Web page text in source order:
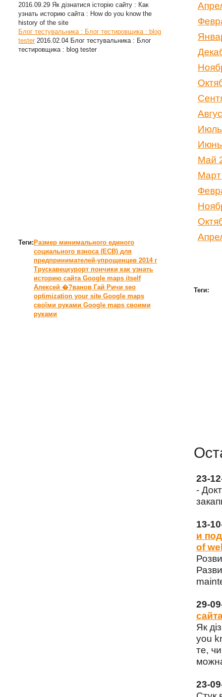
2016.09.29 Як дізнатися історію сайту : Как
узнать историю сайта : How do you know the
history of the site
Блог тестувальника : Блог тестировщика : blog
tester 2016.02.04 Блог тестувальника : Блог
тестировщика : blog tester
Теги: Размер минимального единого
социального взноса (ЕСВ) для
предпринимателей-упрощенцев 2014 г
Трускавецкурорт пончики как узнать
историю сайта Google maps itself
Алексей �?ванов Гай Ричи seo
optimization your site Google maps
своїми руками Google maps своими
руками
Май
Теги:
23-
-
13-
и
of
29-
Як
you
те,
23-